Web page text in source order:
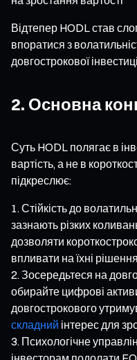
Відтепер HODL став
впоратися з
довгострокової
2. Основна
Суть HODL полягає в
вартість, а не в
підкреслює:
Стійкість до
зазнають різких
дозволяти
впливати на їхні
Зосередьтеся на
обирайте цифрові
довгострокового
складний інтерес для
Психологічне